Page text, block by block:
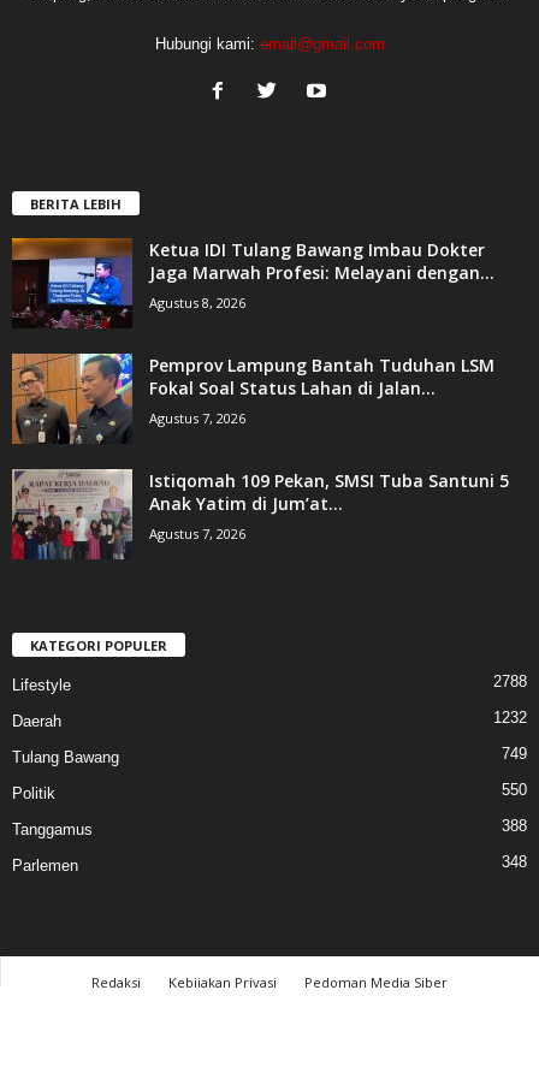
Hubungi kami: email@gmail.com
BERITA LEBIH
Ketua IDI Tulang Bawang Imbau Dokter
Jaga Marwah Profesi: Melayani dengan...
Agustus 8, 2026
Pemprov Lampung Bantah Tuduhan LSM
Fokal Soal Status Lahan di Jalan...
Agustus 7, 2026
Istiqomah 109 Pekan, SMSI Tuba Santuni 5
Anak Yatim di Jum’at...
Agustus 7, 2026
KATEGORI POPULER
Lifestyle 2788
Daerah 1232
Tulang Bawang 749
Politik 550
Tanggamus 388
Parlemen 348
Redaksi Kebijakan Privasi
Pedoman Media Siber